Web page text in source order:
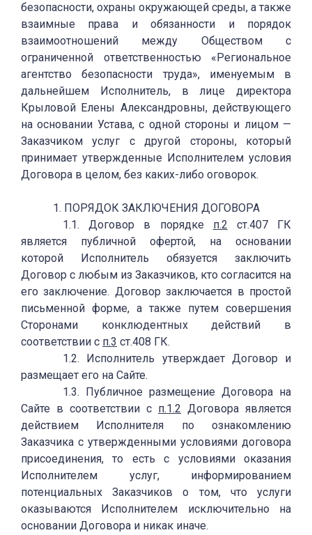
безопасности, охраны окружающей среды, а также
взаимные права и обязанности и порядок
взаимоотношений между Обществом с
ограниченной ответственностью «Региональное
агентство безопасности труда», именуемым в
дальнейшем Исполнитель, в лице директора
Крыловой Елены Александровны, действующего
на основании Устава, с одной стороны и лицом —
Заказчиком услуг с другой стороны, который
принимает утвержденные Исполнителем условия
Договора в целом, без каких-либо оговорок.
1. ПОРЯДОК ЗАКЛЮЧЕНИЯ ДОГОВОРА
1.1. Договор в порядке п.2 ст.407 ГК
является публичной офертой, на основании
которой Исполнитель обязуется заключить
Договор с любым из Заказчиков, кто согласится на
его заключение. Договор заключается в простой
письменной форме, а также путем совершения
Сторонами конклюдентных действий в
соответствии с п.3 ст.408 ГК.
1.2. Исполнитель утверждает Договор и
размещает его на Сайте.
1.3. Публичное размещение Договора на
Сайте в соответствии с п.1.2 Договора является
действием Исполнителя по ознакомлению
Заказчика с утвержденными условиями договора
присоединения, то есть с условиями оказания
Исполнителем услуг, информированием
потенциальных Заказчиков о том, что услуги
оказываются Исполнителем исключительно на
основании Договора и никак иначе.